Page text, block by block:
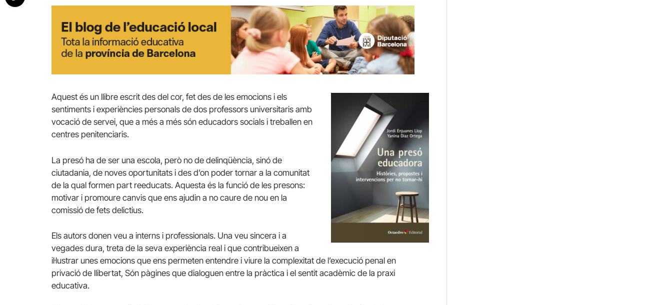
Aquest és un llibre escrit des del cor, fet des de les emocions i els
sentiments i experiències personals de dos professors universitaris amb
vocació de servei, que a més a més són educadors socials i treballen en
centres penitenciaris.
La presó ha de ser una escola, però no de delinqüència, sinó de
ciutadania, de noves oportunitats i des d’on poder tornar a la comunitat
de la qual formen part reeducats. Aquesta és la funció de les presons:
motivar i promoure canvis que ens ajudin a no caure de nou en la
comissió de fets delictius.
Els autors donen veu a interns i professionals. Una veu sincera i a
vegades dura, treta de la seva experiència real i que contribueixen a
il·lustrar unes emocions que ens permeten entendre i viure la complexitat de l’execució penal en
privació de llibertat, Són pàgines que dialoguen entre la pràctica i el sentit acadèmic de la praxi
educativa.